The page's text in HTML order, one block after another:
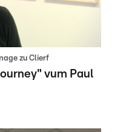
zu Clierf
vum Paul